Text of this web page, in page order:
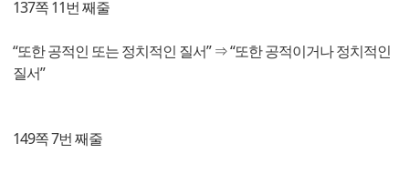
137쪽 11번 째줄
“또한 공적인 또는 정치적인 질서” ⇒ “또한 공적이거나 정치적인
질서”
149쪽 7번 째줄